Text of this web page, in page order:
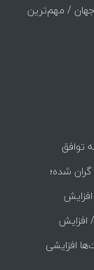
جهان / مهم‌ترین
به توافق
دلار/ دلار ۱۶ درصد گران شده؛
17مرداد/ افزایش
شنبه 17مرداد/ افزایش